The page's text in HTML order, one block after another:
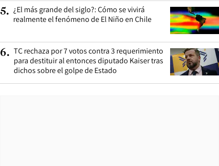
5. ¿El más grande del siglo?: Cómo se vivirá
realmente el fenómeno de El Niño en Chile
6. TC rechaza por 7 votos contra 3 requerimiento
para destituir al entonces diputado Kaiser tras
dichos sobre el golpe de Estado